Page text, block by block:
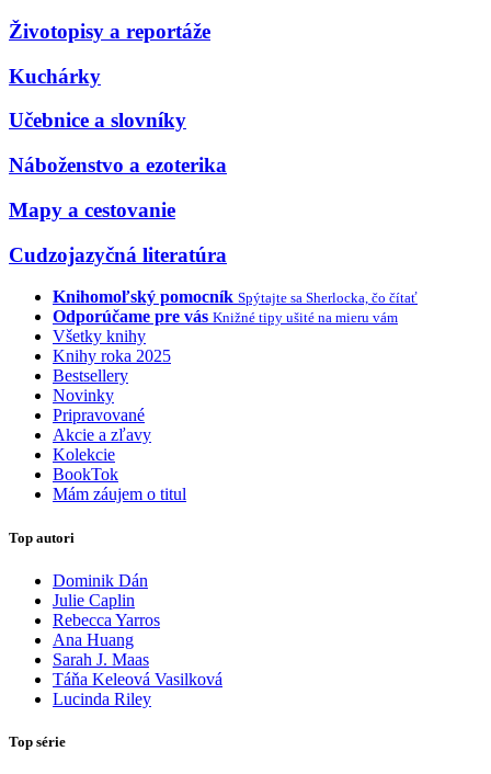
Životopisy a reportáže
Kuchárky
Učebnice a slovníky
Náboženstvo a ezoterika
Mapy a cestovanie
Cudzojazyčná literatúra
Knihomoľský pomocník Spýtajte sa Sherlocka, čo čítať
Odporúčame pre vás Knižné tipy ušité na mieru vám
Všetky knihy
Knihy roka 2025
Bestsellery
Novinky
Pripravované
Akcie a zľavy
Kolekcie
BookTok
Mám záujem o titul
Top autori
Dominik Dán
Julie Caplin
Rebecca Yarros
Ana Huang
Sarah J. Maas
Táňa Keleová Vasilková
Lucinda Riley
Top série